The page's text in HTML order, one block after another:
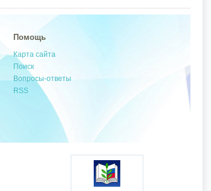
Помощь
Карта сайта
Поиск
Вопросы-ответы
RSS